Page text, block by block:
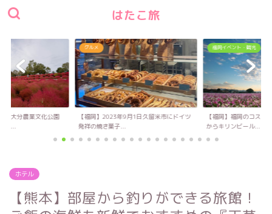
はたこ旅
1日久留米市にドイツ
福岡イベント・観光
【福岡】福岡のコスモス名所！10月14日
からキリンビール...
グルメ
【福岡】ふわっふわの
り立てのハンバーガ...
ホテル
【熊本】部屋から釣りができる旅館！